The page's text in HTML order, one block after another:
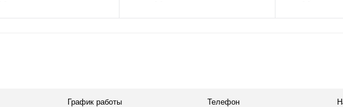
График работы Телефон